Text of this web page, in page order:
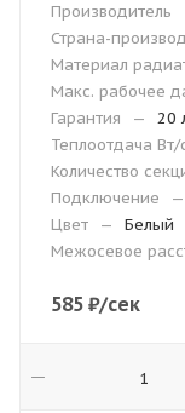
Производитель
Страна-
Материал
Макс. рабочее
Гарантия
—
20
Теплоотдача Вт/
Количество
Подключение
—
Цвет
—
Белый
Межосевое
585 ₽/сек